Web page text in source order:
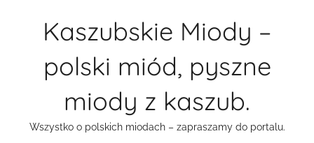
Kaszubskie Miody –
polski miód, pyszne
miody z kaszub.
Wszystko o polskich miodach – zapraszamy do portalu.